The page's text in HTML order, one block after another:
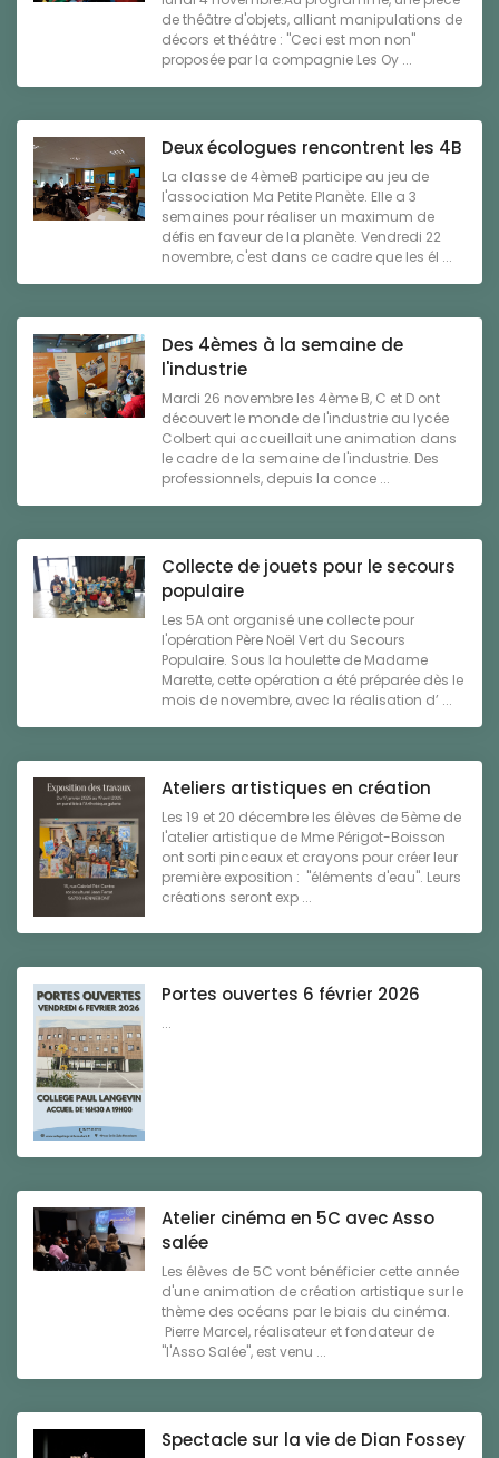
de théâtre d'objets, alliant manipulations de
décors et théâtre : "Ceci est mon non"
proposée par la compagnie Les Oy ...
Deux écologues rencontrent les 4B
La classe de 4èmeB participe au jeu de
l'association Ma Petite Planète. Elle a 3
semaines pour réaliser un maximum de
défis en faveur de la planète. Vendredi 22
novembre, c'est dans ce cadre que les él ...
Des 4èmes à la semaine de
l'industrie
Mardi 26 novembre les 4ème B, C et D ont
découvert le monde de l'industrie au lycée
Colbert qui accueillait une animation dans
le cadre de la semaine de l'industrie. Des
professionnels, depuis la conce ...
Collecte de jouets pour le secours
populaire
Les 5A ont organisé une collecte pour
l'opération Père Noël Vert du Secours
Populaire. Sous la houlette de Madame
Marette, cette opération a été préparée dès le
mois de novembre, avec la réalisation d’ ...
Ateliers artistiques en création
Les 19 et 20 décembre les élèves de 5ème de
l'atelier artistique de Mme Périgot-Boisson
ont sorti pinceaux et crayons pour créer leur
première exposition : "éléments d'eau". Leurs
créations seront exp ...
Portes ouvertes 6 février 2026
...
Atelier cinéma en 5C avec Asso
salée
Les élèves de 5C vont bénéficier cette année
d'une animation de création artistique sur le
thème des océans par le biais du cinéma.
Pierre Marcel, réalisateur et fondateur de
"l'Asso Salée", est venu ...
Spectacle sur la vie de Dian Fossey